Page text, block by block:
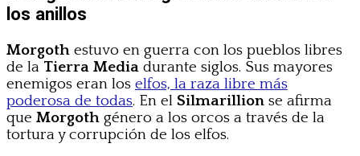
los anillos
Morgoth estuvo en guerra con los pueblos libres
de la Tierra Media durante siglos. Sus mayores
enemigos eran los elfos, la raza libre más
poderosa de todas. En el Silmarillion se afirma
que Morgoth género a los orcos a través de la
tortura y corrupción de los elfos.